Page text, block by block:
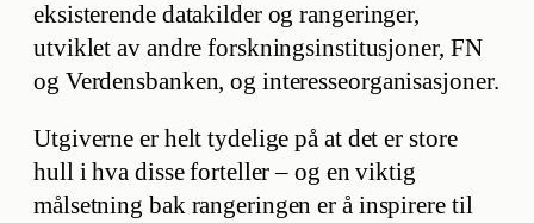
eksisterende datakilder og rangeringer,
utviklet av andre forskningsinstitusjoner, FN
og Verdensbanken, og interesseorganisasjoner.
Utgiverne er helt tydelige på at det er store
hull i hva disse forteller – og en viktig
målsetning bak rangeringen er å inspirere til